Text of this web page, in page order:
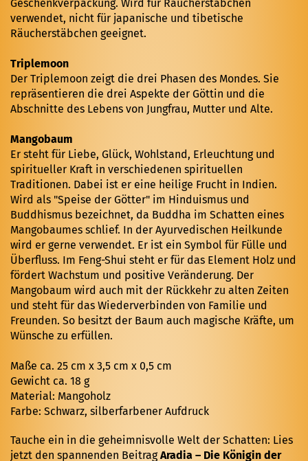
Geschenkverpackung. Wird für Räucherstäbchen
verwendet, nicht für japanische und tibetische
Räucherstäbchen geeignet.
Triplemoon
Der Triplemoon zeigt die drei Phasen des Mondes. Sie
repräsentieren die drei Aspekte der Göttin und die
Abschnitte des Lebens von Jungfrau, Mutter und Alte.
Mangobaum
Er steht für Liebe, Glück, Wohlstand, Erleuchtung und
spiritueller Kraft in verschiedenen spirituellen
Traditionen. Dabei ist er eine heilige Frucht in Indien.
Wird als "Speise der Götter" im Hinduismus und
Buddhismus bezeichnet, da Buddha im Schatten eines
Mangobaumes schlief. In der Ayurvedischen Heilkunde
wird er gerne verwendet. Er ist ein Symbol für Fülle und
Überfluss. Im Feng-Shui steht er für das Element Holz und
fördert Wachstum und positive Veränderung. Der
Mangobaum wird auch mit der Rückkehr zu alten Zeiten
und steht für das Wiederverbinden von Familie und
Freunden. So besitzt der Baum auch magische Kräfte, um
Wünsche zu erfüllen.
Maße ca. 25 cm x 3,5 cm x 0,5 cm
Gewicht ca. 18 g
Material: Mangoholz
Farbe: Schwarz, silberfarbener Aufdruck
Tauche ein in die geheimnisvolle Welt der Schatten: Lies
jetzt den spannenden BeitragAradia – Die Königin der